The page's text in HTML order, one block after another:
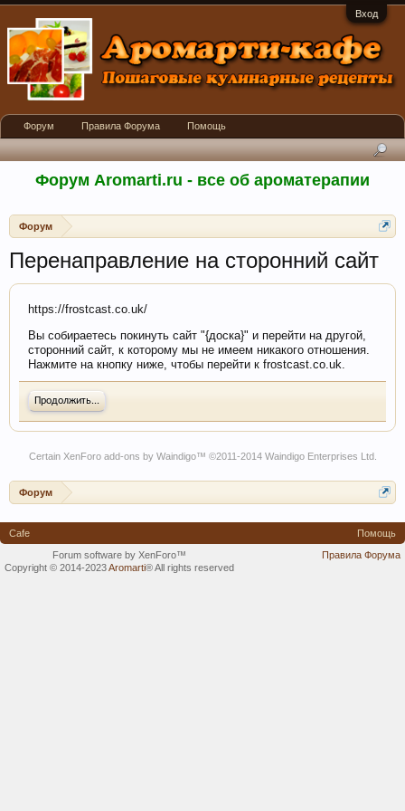
Вход
Форум Aromarti.ru - все об ароматерапии
Форум
Перенаправление на сторонний сайт
https://frostcast.co.uk/
Вы собираетесь покинуть сайт "{доска}" и перейти на другой,
сторонний сайт, к которому мы не имеем никакого отношения.
Нажмите на кнопку ниже, чтобы перейти к frostcast.co.uk.
Продолжить...
Certain XenForo add-ons by Waindigo™ ©2011-2014 Waindigo Enterprises Ltd.
Форум
Форум Правила Форума Помощь
Cafe
Помощь
Правила Форума
Forum software by XenForo™
Copyright © 2014-2023Aromarti®All rights reserved